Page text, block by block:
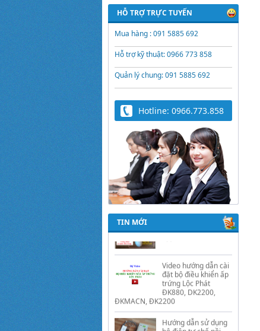
HỖ TRỢ TRỰC TUYẾN
Mua hàng : 091 5885 692
Hỗ trợ kỹ thuật: 0966 773 858
Quản lý chung: 091 5885 692
Hotline: 0966.773.858
TIN MỚI
Trứng Giả Lộc Phát
Có Nước - Giải Pháp
Ấp Hiệu Quả Cho Gà,
Vịt, Bồ Câu
Video hướng dẫn cài
đặt bộ điều khiển ấp
trứng Lộc Phát
Hướng dẫn sử dụng
bộ điện tự chế nồi
nấu rượu bằng điện
tự động Lộc Phát
Hướng dẫn sử dụng